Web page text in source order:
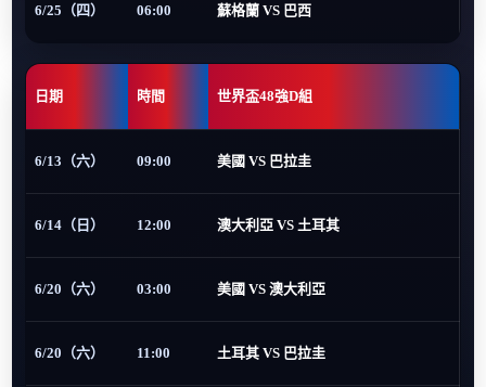
6/25（四） 06:00 蘇格蘭 VS 巴西
日期 時間 世界盃48強D組
6/13（六） 09:00 美國 VS 巴拉圭
6/14（日） 12:00 澳大利亞 VS 土耳其
6/20（六） 03:00 美國 VS 澳大利亞
6/20（六） 11:00 土耳其 VS 巴拉圭